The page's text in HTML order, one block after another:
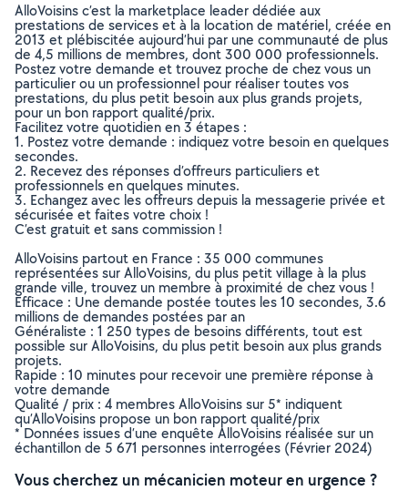
AlloVoisins c’est la marketplace leader dédiée aux
prestations de services et à la location de matériel, créée en
2013 et plébiscitée aujourd’hui par une communauté de plus
de 4,5 millions de membres, dont 300 000 professionnels.
Postez votre demande et trouvez proche de chez vous un
particulier ou un professionnel pour réaliser toutes vos
prestations, du plus petit besoin aux plus grands projets,
pour un bon rapport qualité/prix.
Facilitez votre quotidien en 3 étapes :
1. Postez votre demande : indiquez votre besoin en quelques
secondes.
2. Recevez des réponses d’offreurs particuliers et
professionnels en quelques minutes.
3. Echangez avec les offreurs depuis la messagerie privée et
sécurisée et faites votre choix !
C’est gratuit et sans commission !
AlloVoisins partout en France : 35 000 communes
représentées sur AlloVoisins, du plus petit village à la plus
grande ville, trouvez un membre à proximité de chez vous !
Efficace : Une demande postée toutes les 10 secondes, 3.6
millions de demandes postées par an
Généraliste : 1 250 types de besoins différents, tout est
possible sur AlloVoisins, du plus petit besoin aux plus grands
projets.
Rapide : 10 minutes pour recevoir une première réponse à
votre demande
Qualité / prix : 4 membres AlloVoisins sur 5* indiquent
qu’AlloVoisins propose un bon rapport qualité/prix
* Données issues d’une enquête AlloVoisins réalisée sur un
échantillon de 5 671 personnes interrogées (Février 2024)
Vous cherchez un mécanicien moteur en urgence ?